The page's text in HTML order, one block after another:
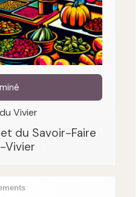
Vivier
du Savoir-Faire
Vivier